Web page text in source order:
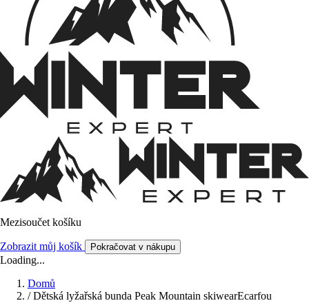
Mezisoučet košíku
Zobrazit můj košík Pokračovat v nákupu
Loading...
Domů
/ Dětská lyžařská bunda Peak Mountain skiwearEcarfou